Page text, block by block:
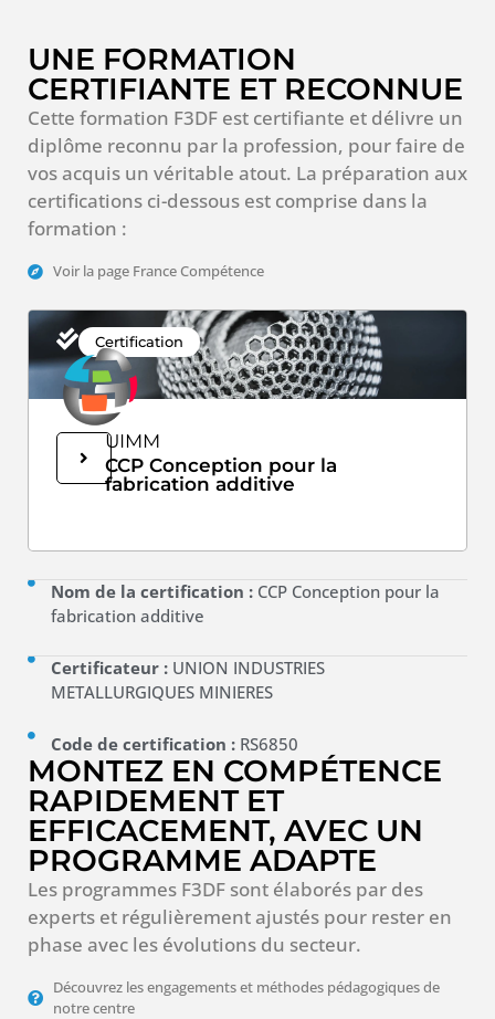
UNE FORMATION
CERTIFIANTE ET RECONNUE
Cette formation F3DF est certifiante et délivre un
diplôme reconnu par la profession, pour faire de
vos acquis un véritable atout. La préparation aux
certifications ci-dessous est comprise dans la
formation :
Voir la page France Compétence
Certification
UIMM
CCP Conception pour la
fabrication additive
Nom de la certification : CCP Conception pour la
fabrication additive
Certificateur : UNION INDUSTRIES
METALLURGIQUES MINIERES
Code de certification : RS6850
MONTEZ EN COMPÉTENCE
RAPIDEMENT ET
EFFICACEMENT, AVEC UN
PROGRAMME ADAPTE
Les programmes F3DF sont élaborés par des
experts et régulièrement ajustés pour rester en
phase avec les évolutions du secteur.
Découvrez les engagements et méthodes pédagogiques de
notre centre